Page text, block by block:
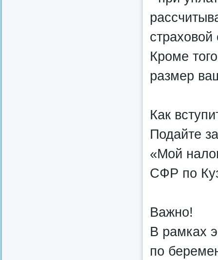
Кроме
размер
Как
Подайте
«Мой
СФР по
Важно!
В рамках
по